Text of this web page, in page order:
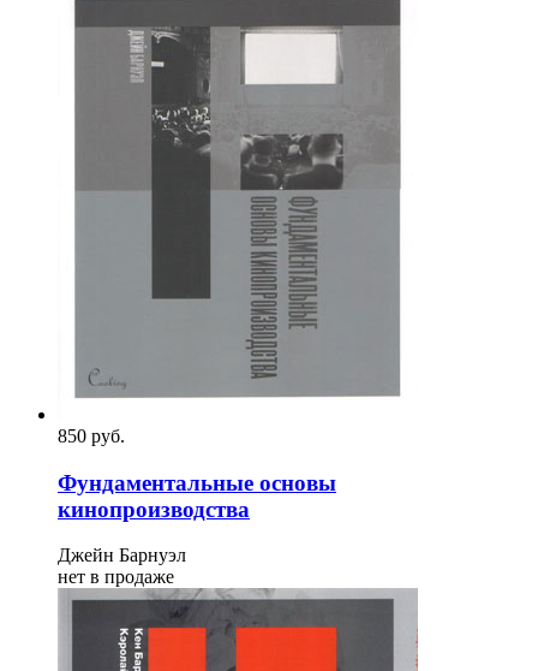
850 pуб.
Фундаментальные основы
кинопроизводства
Джейн Барнуэл
нет в продаже